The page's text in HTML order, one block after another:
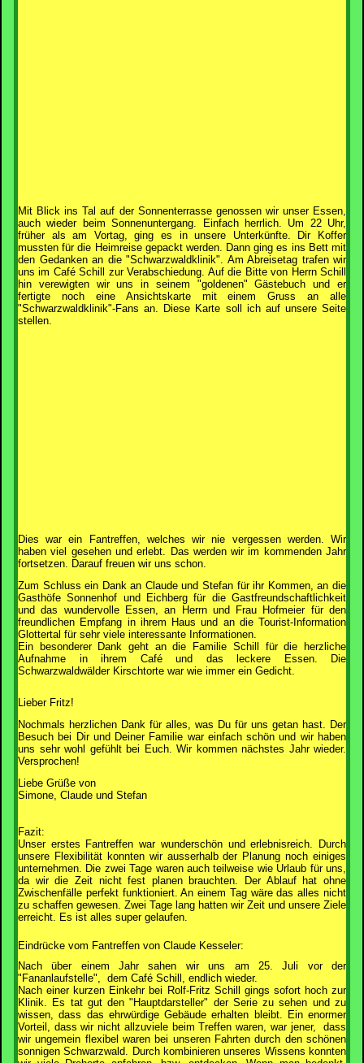
Mit Blick ins Tal auf der Sonnenterrasse genossen wir unser Essen,
auch wieder beim Sonnenuntergang. Einfach herrlich. Um 22 Uhr,
früher als am Vortag, ging es in unsere Unterkünfte. Dir Koffer
mussten für die Heimreise gepackt werden. Dann ging es ins Bett mit
den Gedanken an die "Schwarzwaldklinik". Am Abreisetag trafen wir
uns im Café Schill zur Verabschiedung. Auf die Bitte von Herrn Schill
hin verewigten wir uns in seinem "goldenen" Gästebuch und er
fertigte noch eine Ansichtskarte mit einem Gruss an alle
"Schwarzwaldklinik"-Fans an. Diese Karte soll ich auf unsere Seite
stellen.
Dies war ein Fantreffen, welches wir nie vergessen werden. Wir
haben viel gesehen und erlebt. Das werden wir im kommenden Jahr
fortsetzen. Darauf freuen wir uns schon.
Zum Schluss ein Dank an Claude und Stefan für ihr Kommen, an die
Gasthöfe Sonnenhof und Eichberg für die Gastfreundschaftlichkeit
und das wundervolle Essen, an Herrn und Frau Hofmeier für den
freundlichen Empfang in ihrem Haus und an die Tourist-Information
Glottertal für sehr viele interessante Informationen.
Ein besonderer Dank geht an die Familie Schill für die herzliche
Aufnahme in ihrem Café und das leckere Essen. Die
Schwarzwaldwälder Kirschtorte war wie immer ein Gedicht.
Lieber Fritz!
Nochmals herzlichen Dank für alles, was Du für uns getan hast. Der
Besuch bei Dir und Deiner Familie war einfach schön und wir haben
uns sehr wohl gefühlt bei Euch. Wir kommen nächstes Jahr wieder.
Versprochen!
Liebe Grüße von
Simone, Claude und Stefan
Fazit:
Unser erstes Fantreffen war wunderschön und erlebnisreich. Durch
unsere Flexibilität konnten wir ausserhalb der Planung noch einiges
unternehmen. Die zwei Tage waren auch teilweise wie Urlaub für uns,
da wir die Zeit nicht fest planen brauchten. Der Ablauf hat ohne
Zwischenfälle perfekt funktioniert. An einem Tag wäre das alles nicht
zu schaffen gewesen. Zwei Tage lang hatten wir Zeit und unsere Ziele
erreicht. Es ist alles super gelaufen.
Eindrücke vom Fantreffen von Claude Kesseler:
Nach über einem Jahr sahen wir uns am 25. Juli vor der
"Fananlaufstelle", dem Café Schill, endlich wieder.
Nach einer kurzen Einkehr bei Rolf-Fritz Schill gings sofort hoch zur
Klinik. Es tat gut den "Hauptdarsteller" der Serie zu sehen und zu
wissen, dass das ehrwürdige Gebäude erhalten bleibt. Ein enormer
Vorteil, dass wir nicht allzuviele beim Treffen waren, war jener, dass
wir ungemein flexibel waren bei unseren Fahrten durch den schönen
sonnigen Schwarzwald. Durch kombinieren unseres Wissens konnten